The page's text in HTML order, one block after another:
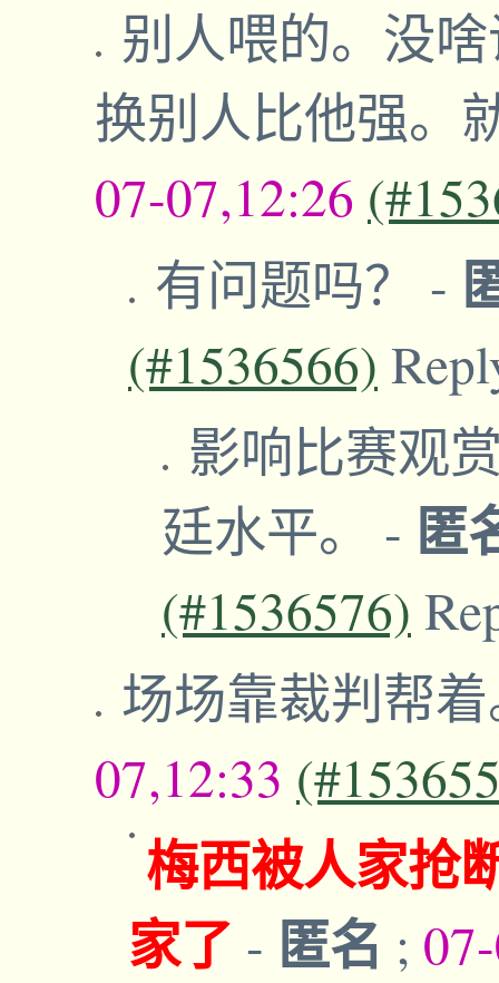
别人喂的。没
换别人比他强。
07-07,12:26
有问题吗？ -
(#1536566)
影响比赛观
廷水平。 - 匿
(#1536576)
场场靠裁判帮
07,12:33
梅西被人家抢
家了 - 匿名 ;